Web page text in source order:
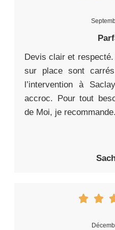
Devis clair et respecté.
sur place sont
l’intervention à
accroc. Pour tout
de Moi, je recommande.